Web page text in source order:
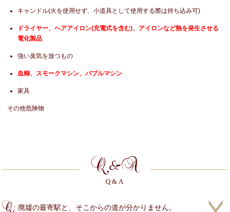
キャンドル(火を使用せず、小道具として使用する際は持ち込み可)
ドライヤー、ヘアアイロン(充電式を含む)、アイロンなど熱を発生させる
電化製品
強い臭気を放つもの
血糊、スモークマシン、バブルマシン
家具
その他危険物
Q&A
Q&A
廃墟の最寄駅と、そこからの道が分かりません。